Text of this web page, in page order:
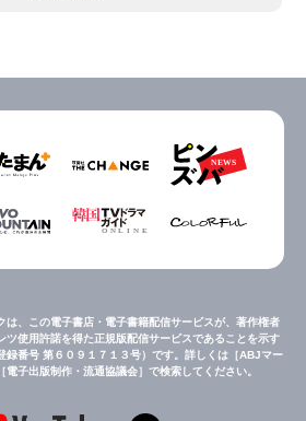
は、この電子書店・電子書籍配信サービスが、著作権者
ツ使用許諾を得た正規版配信サービスであることを示す
録番号 第６０９１７１３号）です。詳しくは［ABJマー
電子出版制作・流通協議会］で検索してください。